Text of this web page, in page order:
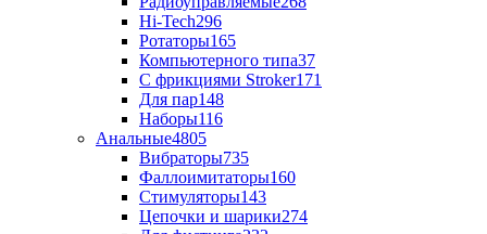
Hi-Tech296
Ротаторы165
Компьютерного типа37
С фрикциями Stroker171
Для пар148
Наборы116
Анальные4805
Вибраторы735
Фаллоимитаторы160
Стимуляторы143
Цепочки и шарики274